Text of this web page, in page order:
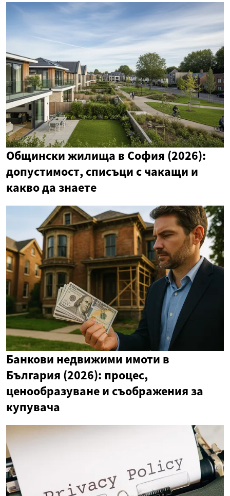
Общински жилища в София (2026):
допустимост, списъци с чакащи и
какво да знаете
Банкови недвижими имоти в
България (2026): процес,
ценообразуване и съображения за
купувача